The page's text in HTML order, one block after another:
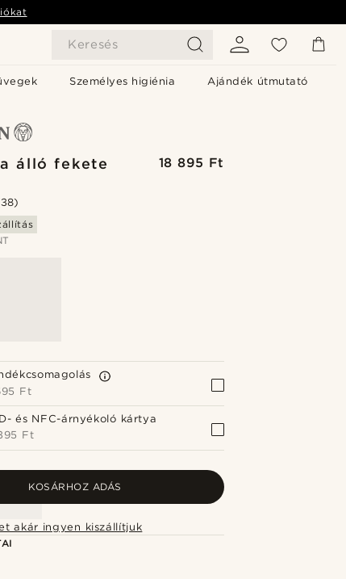
Keresés
Személyes higiénia Ajándék útmutató
álló fekete
18 895 Ft
Ft
és NFC-árnyékoló kártya
Ft
KOSÁRHOZ ADÁS
akár ingyen kiszállítjuk